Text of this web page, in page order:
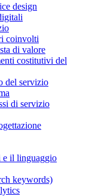
design
coinvolti
di valore
costitutivi del
del servizio
di servizio
e il linguaggio
keywords)